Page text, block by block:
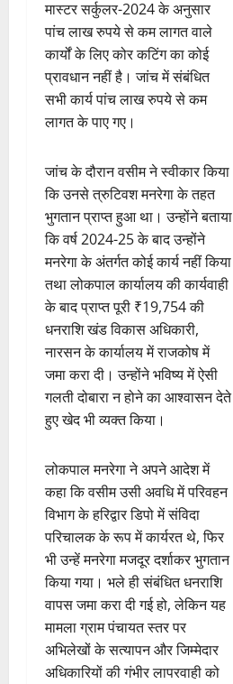
मास्टर सर्कुलर-2024 के अनुसार
पांच लाख रुपये से कम लागत वाले
कार्यों के लिए कोर कटिंग का कोई
प्रावधान नहीं है। जांच में संबंधित
सभी कार्य पांच लाख रुपये से कम
लागत के पाए गए।
जांच के दौरान वसीम ने स्वीकार किया
कि उनसे त्रुटिवश मनरेगा के तहत
भुगतान प्राप्त हुआ था। उन्होंने बताया
कि वर्ष 2024-25 के बाद उन्होंने
मनरेगा के अंतर्गत कोई कार्य नहीं किया
तथा लोकपाल कार्यालय की कार्यवाही
के बाद प्राप्त पूरी ₹19,754 की
धनराशि खंड विकास अधिकारी,
नारसन के कार्यालय में राजकोष में
जमा करा दी। उन्होंने भविष्य में ऐसी
गलती दोबारा न होने का आश्वासन देते
हुए खेद भी व्यक्त किया।
लोकपाल मनरेगा ने अपने आदेश में
कहा कि वसीम उसी अवधि में परिवहन
विभाग के हरिद्वार डिपो में संविदा
परिचालक के रूप में कार्यरत थे, फिर
भी उन्हें मनरेगा मजदूर दर्शाकर भुगतान
किया गया। भले ही संबंधित धनराशि
वापस जमा करा दी गई हो, लेकिन यह
मामला ग्राम पंचायत स्तर पर
अभिलेखों के सत्यापन और जिम्मेदार
अधिकारियों की गंभीर लापरवाही को